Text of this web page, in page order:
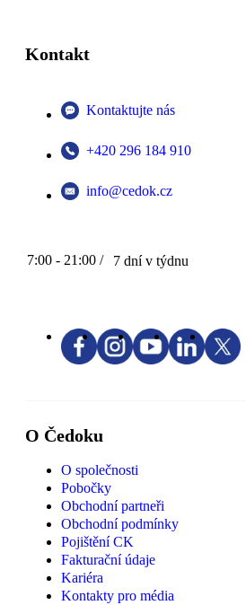
Kontakt
Kontaktujte nás
+420 296 184 910
info@cedok.cz
7:00 - 21:00 / 7 dní v týdnu
O Čedoku
O společnosti
Pobočky
Obchodní partneři
Obchodní podmínky
Pojištění CK
Fakturační údaje
Kariéra
Kontakty pro média